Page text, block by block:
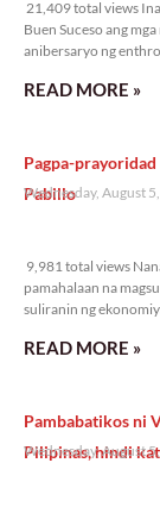
21,409 total views
Buen Suceso ang
anibersaryo ng
READ MORE »
Pagpa-prayoridad
Pabillo
Wednesday, August
9,981 total views
pamahalaan na
suliranin ng
READ MORE »
Pambabatikos ni
Pilipinas, hindi
Wednesday, August